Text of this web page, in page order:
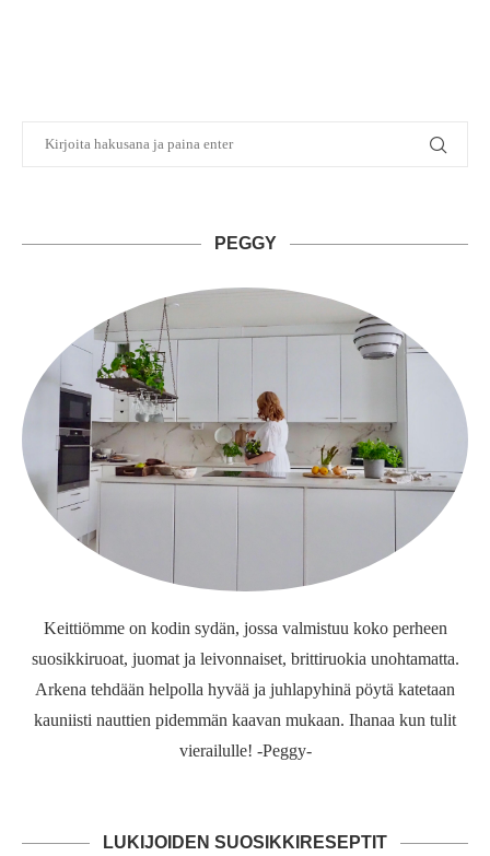
PEGGY
Keittiömme on kodin sydän, jossa valmistuu koko perheen
suosikkiruoat, juomat ja leivonnaiset, brittiruokia unohtamatta.
Arkena tehdään helpolla hyvää ja juhlapyhinä pöytä katetaan
kauniisti nauttien pidemmän kaavan mukaan. Ihanaa kun tulit
vierailulle! -Peggy-
LUKIJOIDEN SUOSIKKIRESEPTIT